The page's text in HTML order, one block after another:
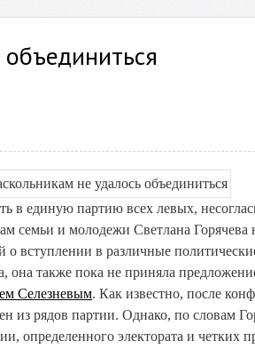
в единую партию всех левых,
семьи и молодежи Светлана Горячева
о вступлении в различные
она также пока не приняла
Селезневым. Как известно, после
из рядов партии. Однако, по словам
определенного электората и четких